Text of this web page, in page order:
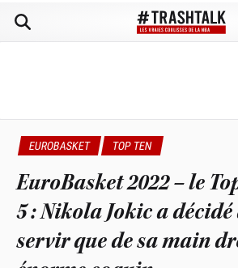
EUROBASKET TOP TEN
EuroBasket 2022 – le
5 : Nikola Jokic a décidé
servir que de sa main